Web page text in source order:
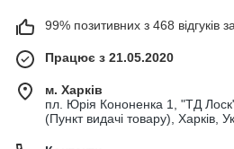
99% позитивних з 468 відгуків
Працює з 21.05.2020
м. Харків
пл. Юрія Кононенка 1, "ТД
(Пункт видачі товару), Харків,